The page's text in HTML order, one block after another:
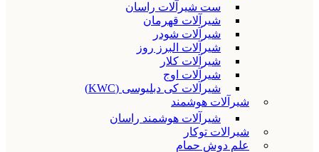
ست شیرآلات راسان
شیرآلات قهرمان
شیرآلات شودر
شیرآلات البرز روز
شیرآلات کلار
شیرآلات اوج
شیرآلات کی دبلیوسی (KWC)
شیرآلات هوشمند
شیرآلات هوشمند راسان
شیرالات توکار
علم دوش حمام